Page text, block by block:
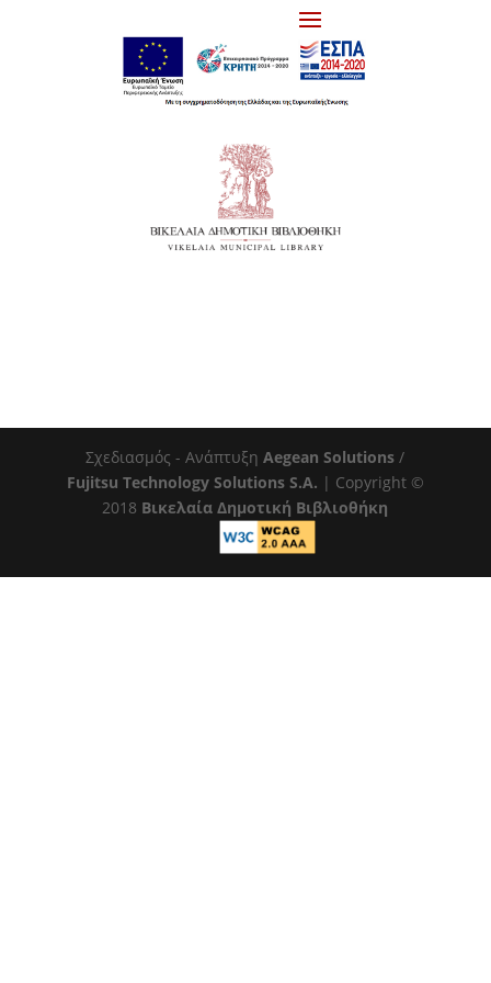
Σχεδιασμός - ΑνάπτυξηAegean Solutions /
Fujitsu Technology Solutions S.A. | Copyright ©
2018 Βικελαία Δημοτική Βιβλιοθήκη